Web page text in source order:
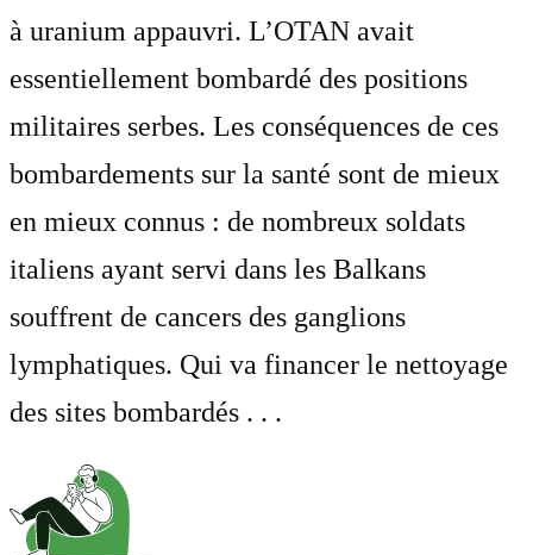
à uranium appauvri. L’OTAN avait
essentiellement bombardé des positions
militaires serbes. Les conséquences de ces
bombardements sur la santé sont de mieux
en mieux connus : de nombreux soldats
italiens ayant servi dans les Balkans
souffrent de cancers des ganglions
lymphatiques. Qui va financer le nettoyage
des sites bombardés . . .